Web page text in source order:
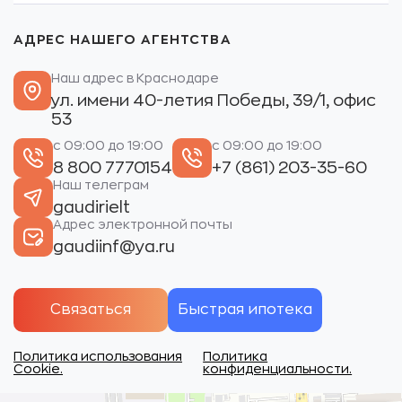
АДРЕС НАШЕГО АГЕНТСТВА
Наш адрес в Краснодаре
ул. имени 40-летия Победы, 39/1, офис
53
с 09:00 до 19:00
8 800 7770154
с 09:00 до 19:00
+7 (861) 203-35-60
Наш телеграм
gaudirielt
Адрес электронной почты
gaudiinf@ya.ru
Связаться Быстрая ипотека
Политика использования
Cookie.
Политика
конфиденциальности.